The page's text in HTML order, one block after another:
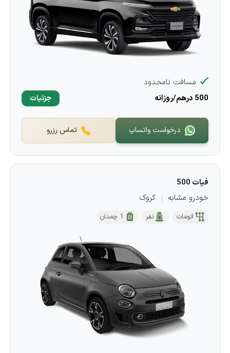
مسافت نامحدود
500 درهم/روزانه
جزئیات
درخواست واتساپ تماس رزرو
فیات 500
خودرو مشابه
کروک
اتومات نفر 1 چمدان